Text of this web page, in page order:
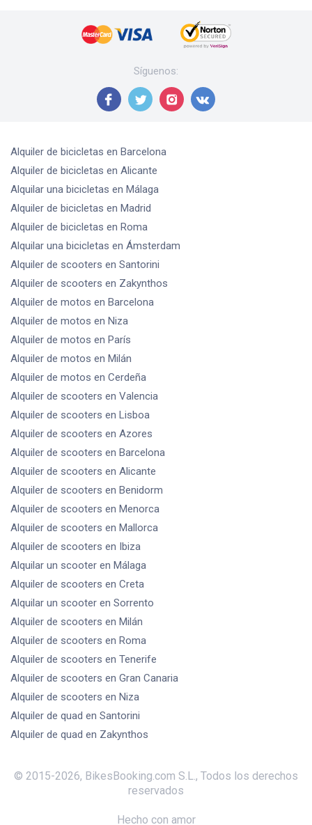
Síguenos:
Alquiler de bicicletas en Barcelona
Alquiler de bicicletas en Alicante
Alquilar una bicicletas en Málaga
Alquiler de bicicletas en Madrid
Alquiler de bicicletas en Roma
Alquilar una bicicletas en Ámsterdam
Alquiler de scooters en Santorini
Alquiler de scooters en Zakynthos
Alquiler de motos en Barcelona
Alquiler de motos en Niza
Alquiler de motos en París
Alquiler de motos en Milán
Alquiler de motos en Cerdeña
Alquiler de scooters en Valencia
Alquiler de scooters en Lisboa
Alquiler de scooters en Azores
Alquiler de scooters en Barcelona
Alquiler de scooters en Alicante
Alquiler de scooters en Benidorm
Alquiler de scooters en Menorca
Alquiler de scooters en Mallorca
Alquiler de scooters en Ibiza
Alquilar un scooter en Málaga
Alquiler de scooters en Creta
Alquilar un scooter en Sorrento
Alquiler de scooters en Milán
Alquiler de scooters en Roma
Alquiler de scooters en Tenerife
Alquiler de scooters en Gran Canaria
Alquiler de scooters en Niza
Alquiler de quad en Santorini
Alquiler de quad en Zakynthos
© 2015-2026, BikesBooking.com S.L., Todos los derechos
reservados
Hecho con amor